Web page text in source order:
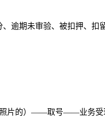
、逾期未审验、被扣押、
片的）――取号――业务